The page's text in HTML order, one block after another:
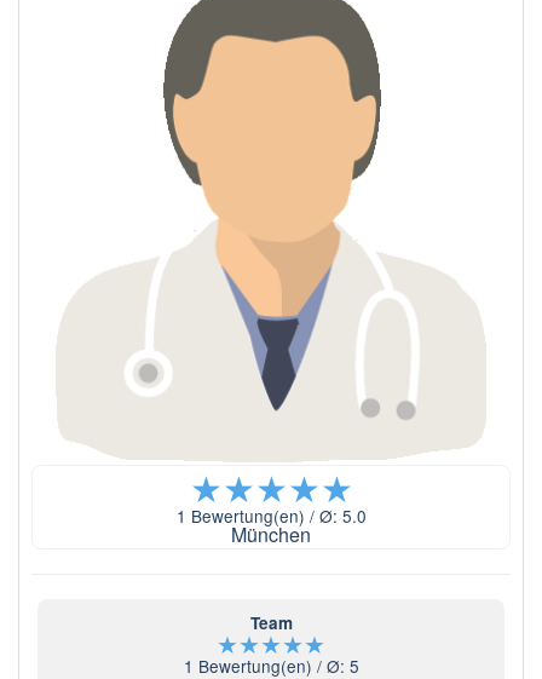
★★★★★
1 Bewertung(en) / Ø: 5.0
München
Team
★★★★★
1 Bewertung(en) / Ø: 5